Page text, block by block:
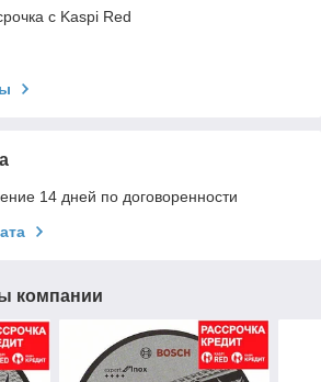
с Kaspi Red
14 дней по договоренности
компании